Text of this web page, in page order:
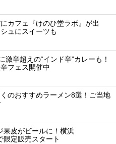
カフェ『けのひ堂ラボ』が出
ュにスイーツも
激辛超えの“インド辛”カレーも！
フェス開催中
くのおすすめラーメン8選！ご当地
果皮がビールに！横浜
限定販売スタート